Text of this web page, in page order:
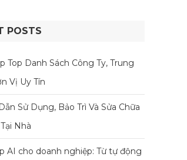
POSTS
Top Danh Sách Công Ty, Trung
Vị Uy Tín
Sử Dụng, Bảo Trì Và Sửa Chữa
Nhà
AI cho doanh nghiệp: Từ tự động